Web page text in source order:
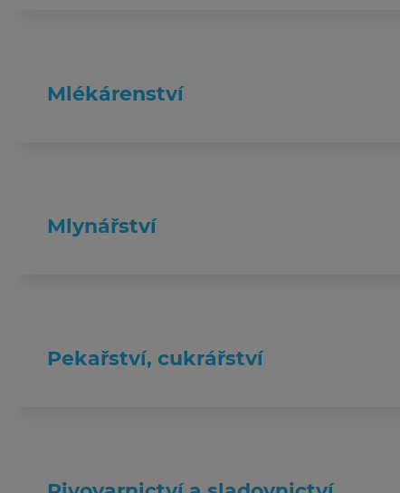
Mlékárenství
Mlynářství
Pekařství, cukrářství